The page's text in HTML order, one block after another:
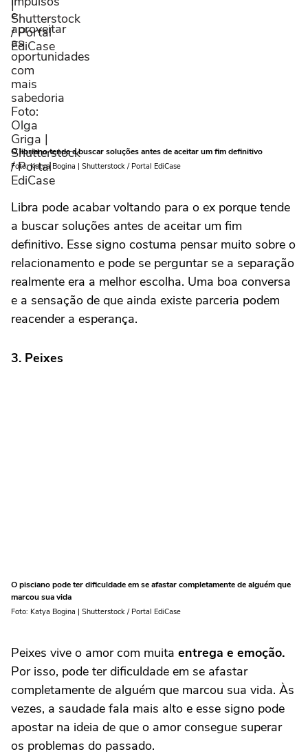
O libriano tende a buscar soluções antes de aceitar um fim definitivo
Foto: Katya Bogina | Shutterstock / Portal EdiCase
Libra pode acabar voltando para o ex porque tende
a buscar soluções antes de aceitar um fim
definitivo. Esse signo costuma pensar muito sobre o
relacionamento e pode se perguntar se a separação
realmente era a melhor escolha. Uma boa conversa
e a sensação de que ainda existe parceria podem
reacender a esperança.
3. Peixes
O pisciano pode ter dificuldade em se afastar completamente de alguém que
marcou sua vida
Foto: Katya Bogina | Shutterstock / Portal EdiCase
Peixes vive o amor com muita entrega e emoção.
Por isso, pode ter dificuldade em se afastar
completamente de alguém que marcou sua vida. Às
vezes, a saudade fala mais alto e esse signo pode
apostar na ideia de que o amor consegue superar
os problemas do passado.